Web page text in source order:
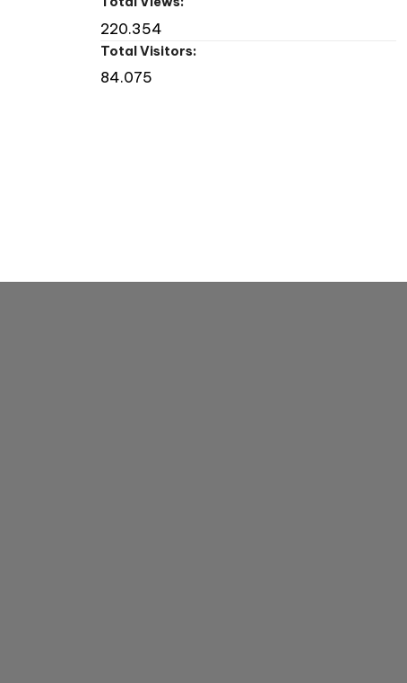
220.354
Total Visitors:
84.075